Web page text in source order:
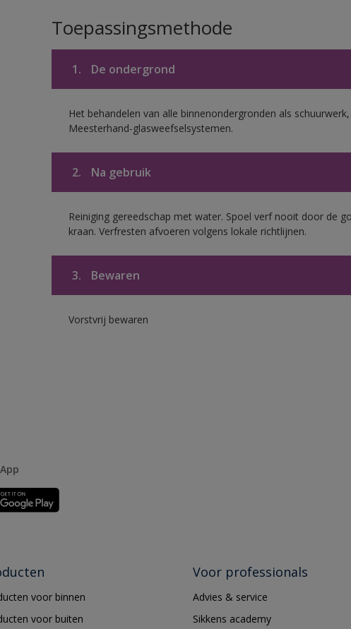
Toepassingsmethode
1. De ondergrond
Het behandelen van alle binnenondergronden als
Meesterhand-glasweefselsystemen.
2. Na gebruik
Reiniging gereedschap met water. Spoel verf nooit door de
kraan. Verfresten afvoeren volgens lokale richtlijnen.
3. Bewaren
Vorstvrij bewaren
voor binnen
voor buiten
Voor professionals
Advies & service
Sikkens academy